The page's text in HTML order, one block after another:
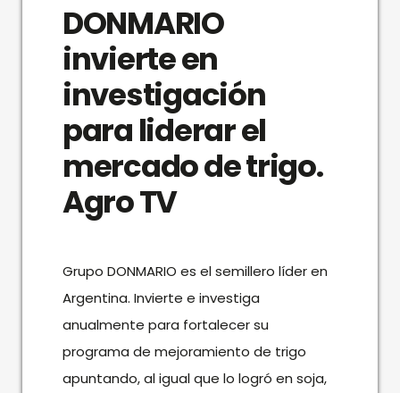
DONMARIO
invierte en
investigación
para liderar el
mercado de trigo.
Agro TV
Grupo DONMARIO es el semillero líder en
Argentina. Invierte e investiga
anualmente para fortalecer su
programa de mejoramiento de trigo
apuntando, al igual que lo logró en soja,